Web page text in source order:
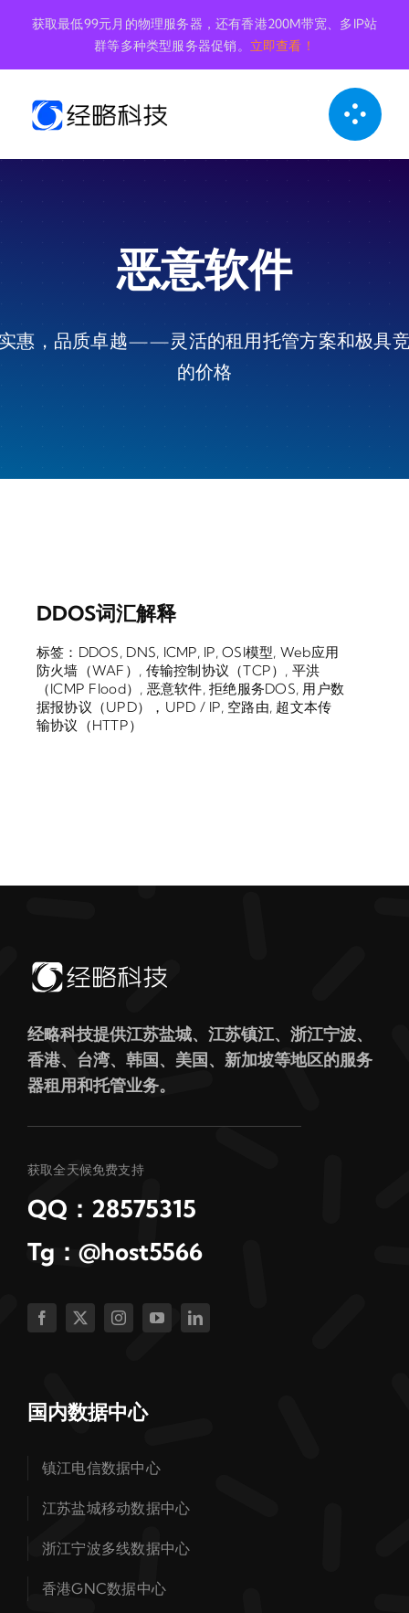
内
获取最低99元月的物理服务器，还有香港200M带宽、多IP站
群等多种类型服务器促销。 立即查看！
恶意软件
惠，品质卓越——灵活的租用托管方案和极具
的价格
DDOS词汇解释
标签： DDOS, DNS, ICMP, IP,OSI模型, Web应用
防火墙（WAF） , 传输控制协议（TCP） , 平洪
（ICMP Flood） , 恶意软件,拒绝服务DOS, 用户数
据报协议（UPD），UPD / IP, 空路由, 超文本传
输​​协议（HTTP）
经略科技提供江苏盐城、江苏镇江、浙江宁波、
香港、台湾、韩国、美国、新加坡等地区的服务
器租用和托管业务。
获取全天候免费支持
QQ：28575315
Tg：@host5566
国内数据中心
镇江电信数据中心
江苏盐城移动数据中心
浙江宁波多线数据中心
香港GNC数据中心